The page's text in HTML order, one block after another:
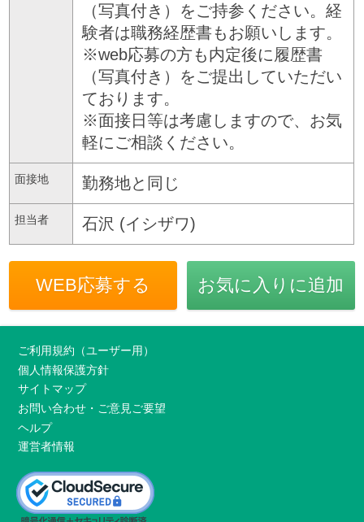
（写真付き）をご持参ください。経
験者は職務経歴書もお願いします。
※web応募の方も内定後に履歴書
（写真付き）をご提出していただい
ております。
※面接日等は考慮しますので、お気
軽にご相談ください。
面接地 勤務地と同じ
担当者 石沢 (イシザワ)
WEB応募する お気に入りに追加
ご利用規約（ユーザー用）
個人情報保護方針
サイトマップ
お問い合わせ・ご意見ご要望
ヘルプ
運営者情報